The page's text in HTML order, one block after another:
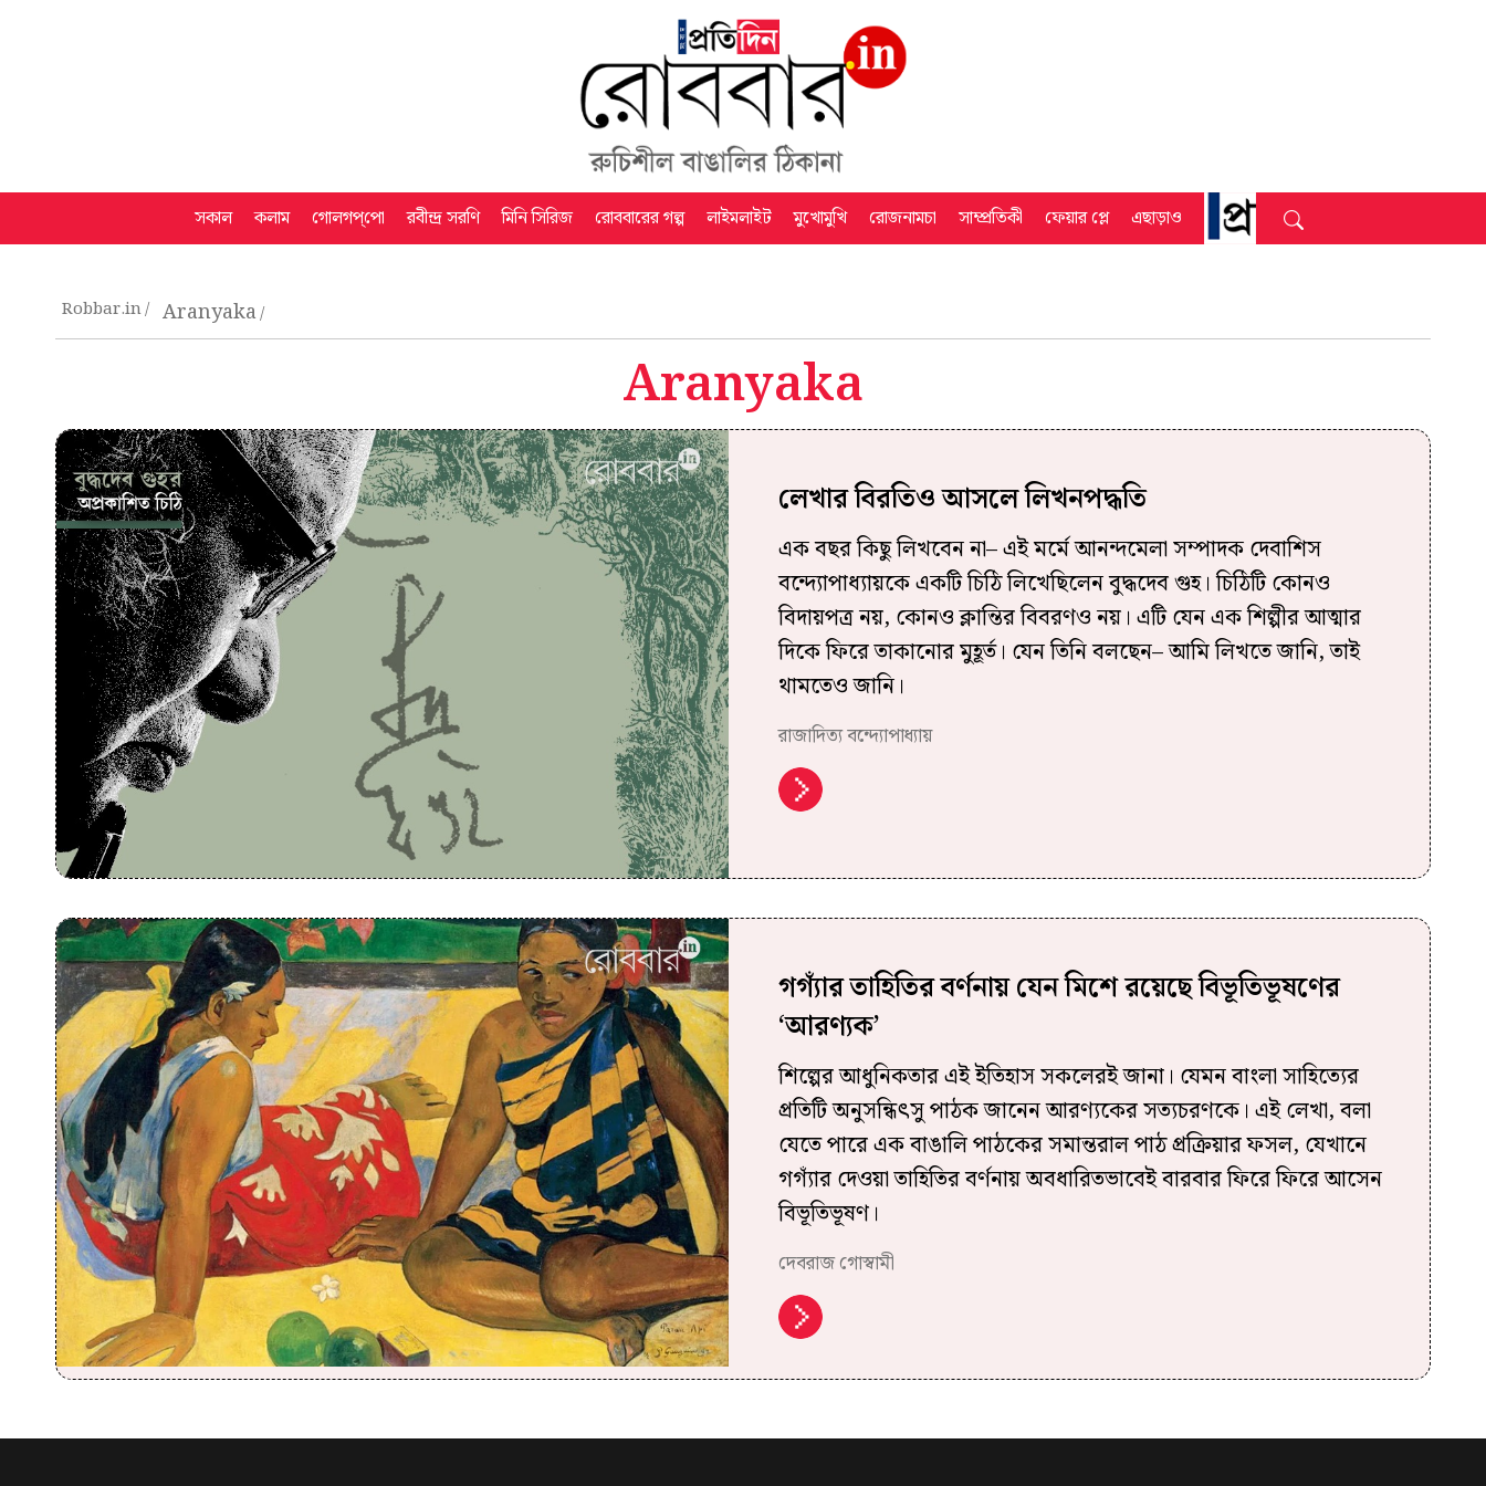
সকাল কলাম গোলগপ্‌পো রবীন্দ্র সরণি মিনি সিরিজ রোববারের গল্প লাইমলাইট মুখোমুখি রোজনামচা সাম্প্রতিকী ফেয়ার প্লে এছাড়াও
Robbar.in Aranyaka
Aranyaka
লেখার বিরতিও আসলে লিখনপদ্ধতি
এক বছর কিছু লিখবেন না– এই মর্মে আনন্দমেলা সম্পাদক দেবাশিস
বন্দ্যোপাধ্যায়কে একটি চিঠি লিখেছিলেন বুদ্ধদেব গুহ। চিঠিটি কোনও
বিদায়পত্র নয়, কোনও ক্লান্তির বিবরণও নয়। এটি যেন এক শিল্পীর আত্মার
দিকে ফিরে তাকানোর মুহূর্ত। যেন তিনি বলছেন– আমি লিখতে জানি, তাই
থামতেও জানি।
রাজাদিত্য বন্দ্যোপাধ্যায়
গগ্যাঁর তাহিতির বর্ণনায় যেন মিশে রয়েছে বিভূতিভূষণের
‘আরণ্যক’
শিল্পের আধুনিকতার এই ইতিহাস সকলেরই জানা। যেমন বাংলা সাহিত্যের
প্রতিটি অনুসন্ধিৎসু পাঠক জানেন আরণ্যকের সত্যচরণকে। এই লেখা, বলা
যেতে পারে এক বাঙালি পাঠকের সমান্তরাল পাঠ প্রক্রিয়ার ফসল, যেখানে
গগ্যাঁর দেওয়া তাহিতির বর্ণনায় অবধারিতভাবেই বারবার ফিরে ফিরে আসেন
বিভূতিভূষণ।
দেবরাজ গোস্বামী